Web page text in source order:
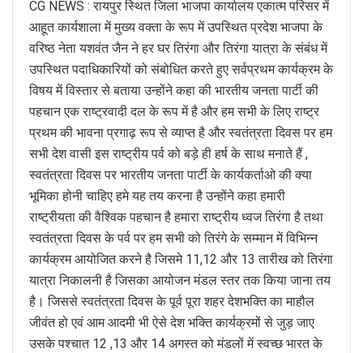
CG NEWS : रायपुर स्थित जिला भाजपा कार्यालय एकात्म परिसर में
आहूत कार्यशाला में मुख्य वक्ता के रूप में उपस्थित प्रदेश भाजपा के
वरिष्ठ नेता यशवंत जैन ने हर घर तिरंगा और तिरंगा यात्रा के संबंध में
उपस्थित पदाधिकारियों को संबोधित करते हुए सर्वप्रथम कार्यक्रम के
विषय में विस्तार से बताया उन्होंने कहा की भारतीय जनता पार्टी की
पहचान एक राष्ट्रवादी दल के रूप में है और हम सभी के लिए राष्ट्र
प्रथम की भावना प्रगाढ़ रूप से व्याप्त है और स्वतंत्रता दिवस पर हम
सभी देश वासी इस राष्ट्रीय पर्व को बड़े ही हर्ष के साथ मनाते हैं ,
स्वतंत्रता दिवस पर भारतीय जनता पार्टी के कार्यकर्ताओ की क्या
भूमिका होनी चाहिए हमे यह तय करना है उन्होंने कहा हमारी
राष्ट्रीयता की वैश्विक पहचान है हमारा राष्ट्रीय ध्वज तिरंगा है तथा
स्वतंत्रता दिवस के पर्व पर हम सभी को तिरंगे के सम्मान में विभिन्न
कार्यक्रम आयोजित करने है जिसमे 11,12 और 13 तारीख को तिरंगा
यात्रा निकालनी है जिसका आयोजन मंडल स्तर तक किया जाना तय
है। जिससे स्वतंत्रता दिवस के पूर्व पूरा शहर देशभक्ति का माहौल
जीवंत हो एवं आम आदमी भी ऐसे देश भक्ति कार्यक्रमों से जुड़ जाए
उसके पश्चात 12 ,13 और 14 अगस्त को मंडलों में स्वच्छ भारत के